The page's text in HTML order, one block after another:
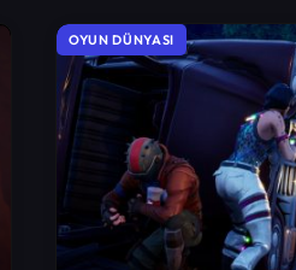
OYUN DÜNYASI